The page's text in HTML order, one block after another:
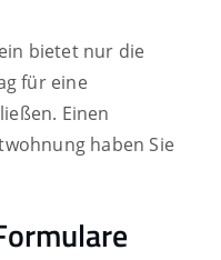
bietet nur die
für eine
Einen
haben Sie